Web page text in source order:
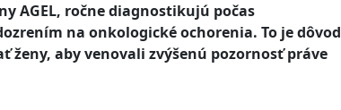
AGEL, ročne diagnostikujú počas
na onkologické ochorenia. To je dôvod
ženy, aby venovali zvýšenú pozornosť práve